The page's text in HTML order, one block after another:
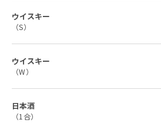
ウイスキー
（S）
ウイスキー
（W）
日本酒
（1合）